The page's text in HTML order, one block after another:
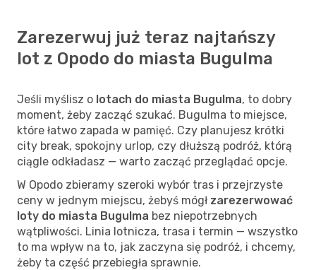
Zarezerwuj już teraz najtańszy
lot z Opodo do miasta Bugulma
Jeśli myślisz o lotach do miasta Bugulma, to dobry
moment, żeby zacząć szukać. Bugulma to miejsce,
które łatwo zapada w pamięć. Czy planujesz krótki
city break, spokojny urlop, czy dłuższą podróż, którą
ciągle odkładasz — warto zacząć przeglądać opcje.
W Opodo zbieramy szeroki wybór tras i przejrzyste
ceny w jednym miejscu, żebyś mógł zarezerwować
loty do miasta Bugulma bez niepotrzebnych
wątpliwości. Linia lotnicza, trasa i termin — wszystko
to ma wpływ na to, jak zaczyna się podróż, i chcemy,
żeby ta część przebiegła sprawnie.